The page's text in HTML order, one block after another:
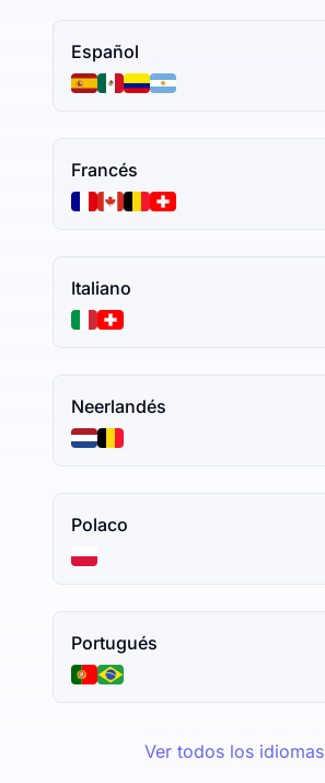
Español
Francés
Italiano
Neerlandés
Polaco
Portugués
Ver todos los idiomas